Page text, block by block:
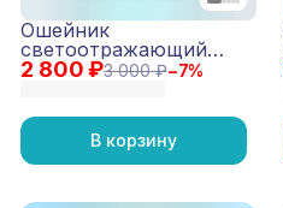
2 800 ₽3 000 ₽−7%
Ошейник
светоотражающий
Reflective Мятный
В корзину